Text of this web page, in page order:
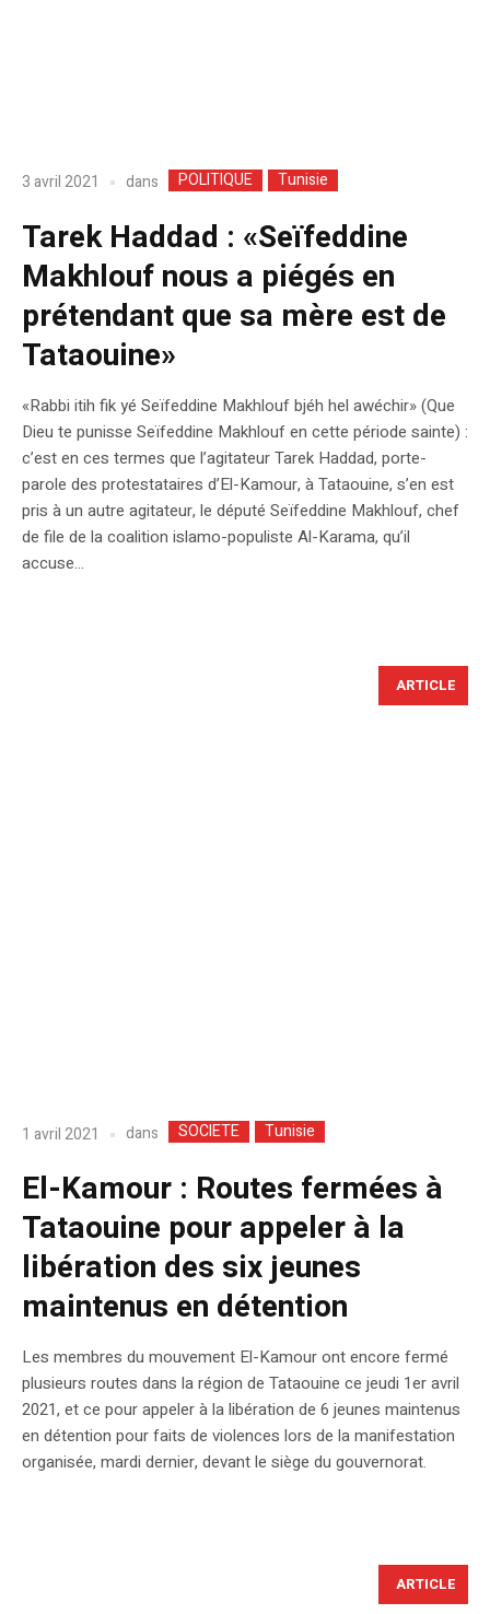
3 avril 2021 dans POLITIQUE Tunisie
Tarek Haddad : «Seïfeddine
Makhlouf nous a piégés en
prétendant que sa mère est de
Tataouine»
«Rabbi itih fik yé Seïfeddine Makhlouf bjéh hel awéchir» (Que
Dieu te punisse Seïfeddine Makhlouf en cette période sainte) :
c’est en ces termes que l’agitateur Tarek Haddad, porte-
parole des protestataires d’El-Kamour, à Tataouine, s’en est
pris à un autre agitateur, le député Seïfeddine Makhlouf, chef
de file de la coalition islamo-populiste Al-Karama, qu’il
accuse...
ARTICLE
1 avril 2021 dans SOCIETE Tunisie
El-Kamour : Routes fermées à
Tataouine pour appeler à la
libération des six jeunes
maintenus en détention
Les membres du mouvement El-Kamour ont encore fermé
plusieurs routes dans la région de Tataouine ce jeudi 1er avril
2021, et ce pour appeler à la libération de 6 jeunes maintenus
en détention pour faits de violences lors de la manifestation
organisée, mardi dernier, devant le siège du gouvernorat.
ARTICLE